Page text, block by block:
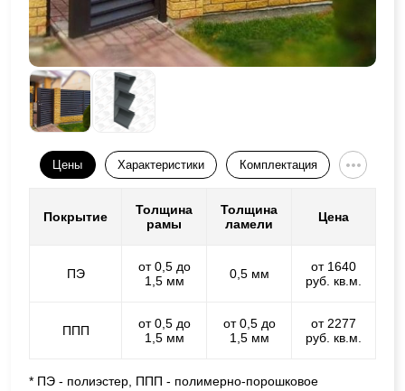
Цены Характеристики Комплектация
Покрытие
Толщина
рамы
Толщина
ламели
Цена
ПЭ
от 0,5 до
1,5 мм
0,5 мм
от 1640
руб. кв.м.
ППП
от 0,5 до
1,5 мм
от 0,5 до
1,5 мм
от 2277
руб. кв.м.
* ПЭ - полиэстер, ППП - полимерно-порошковое